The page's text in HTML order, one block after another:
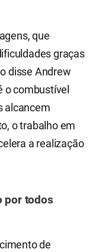
que
graças
disse Andrew
o combustível
alcancem
o trabalho em
a realização
por todos
de